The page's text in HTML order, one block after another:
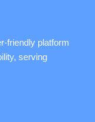
friendly platform
serving